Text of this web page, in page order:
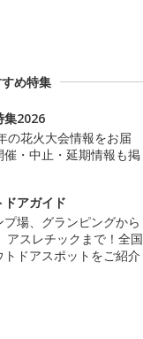
め特集
集2026
の花火大会情報をお届
催・中止・延期情報も掲
ドアガイド
プ場、グランピングから
アスレチックまで！全国
トドアスポットをご紹介